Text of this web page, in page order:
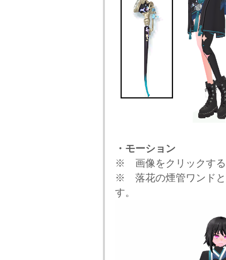
・モーション
※ 画像をクリックする
※ 落花の煙管ワンドと
す。